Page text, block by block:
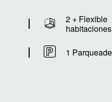
2 + Flexible
habitaciones
1